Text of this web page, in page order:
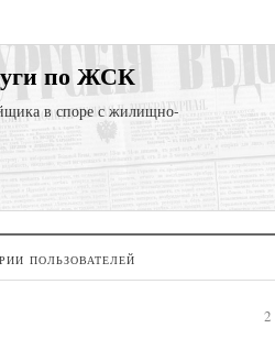
по ЖСК
в споре с жилищно-
общей юрисдикции;
пользователей
2